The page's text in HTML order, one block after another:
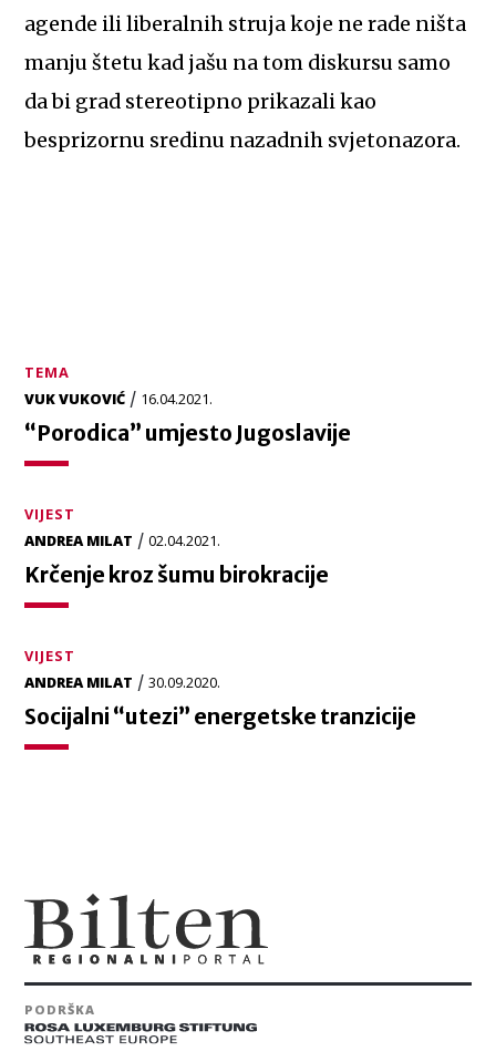
agende ili liberalnih struja koje ne rade ništa
manju štetu kad jašu na tom diskursu samo
da bi grad stereotipno prikazali kao
besprizornu sredinu nazadnih svjetonazora.
TEMA
VUK VUKOVIĆ / 16.04.2021.
“Porodica” umjesto Jugoslavije
VIJEST
ANDREA MILAT /02.04.2021.
Krčenje kroz šumu birokracije
VIJEST
ANDREA MILAT /30.09.2020.
Socijalni “utezi” energetske tranzicije
PODRŠKA